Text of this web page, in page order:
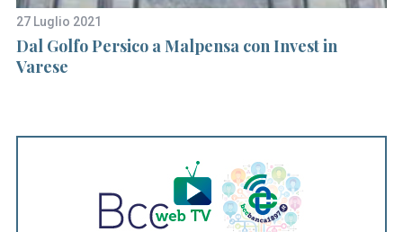
27 Luglio 2021
Dal Golfo Persico a Malpensa con Invest in
Varese